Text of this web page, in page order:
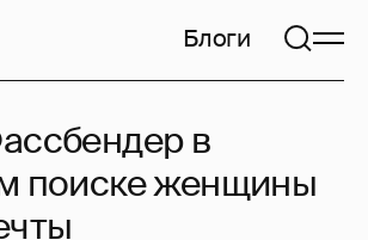
Блоги
в
поиске женщины